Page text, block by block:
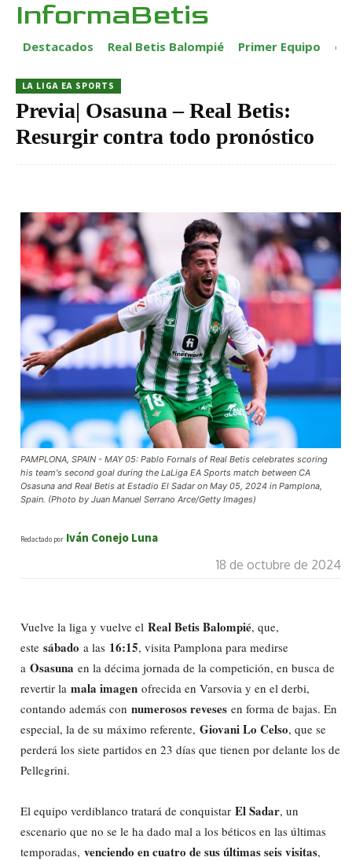
InformaBetis
Destacados Real Betis Balompié Primer Equipo
LA LIGA EA SPORTS
Previa| Osasuna – Real Betis:
Resurgir contra todo pronóstico
PAMPLONA, SPAIN - MAY 05: Pablo Fornals of Real Betis celebrates scoring
his team's second goal during the LaLiga EA Sports match between CA
Osasuna and Real Betis at Estadio El Sadar on May 05, 2024 in Pamplona,
Spain. (Photo by Juan Manuel Serrano Arce/Getty Images)
Redactado por Iván Conejo Luna
18 de octubre de 2024
Vuelve la liga y vuelve el Real Betis Balompié, que,
este sábado a las 16:15, visita Pamplona para medirse
a Osasuna en la décima jornada de la competición, en busca de
revertir la mala imagen ofrecida en Varsovia y en el derbi,
contando además con numerosos reveses en forma de bajas. En
especial, la de su máximo referente, Giovani Lo Celso, que se
perderá los siete partidos en 23 días que tienen por delante los de
Pellegrini.
El equipo verdiblanco tratará de conquistar El Sadar, un
escenario que no se le ha dado mal a los béticos en las últimas
temporadas, venciendo en cuatro de sus últimas seis visitas,